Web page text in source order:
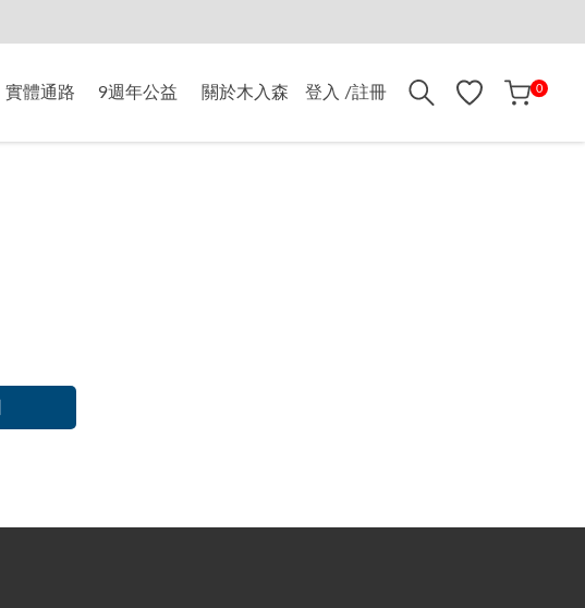
實體通路 9週年公益 關於木入森 登入 /註冊 0